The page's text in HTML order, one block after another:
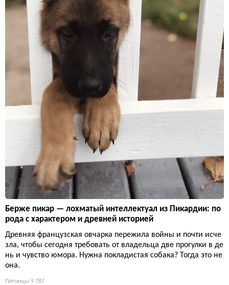
Берже пикар — лохматый интеллектуал из Пикардии: по
рода с характером и древней историей
Древняя французская овчарка пережила войны и почти исче
зла, чтобы сегодня требовать от владельца две прогулки в де
нь и чувство юмора. Нужна покладистая собака? Тогда это не
она.
Питомцы 9 787